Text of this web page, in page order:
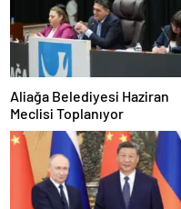
Aliağa Belediyesi Haziran
Meclisi Toplanıyor